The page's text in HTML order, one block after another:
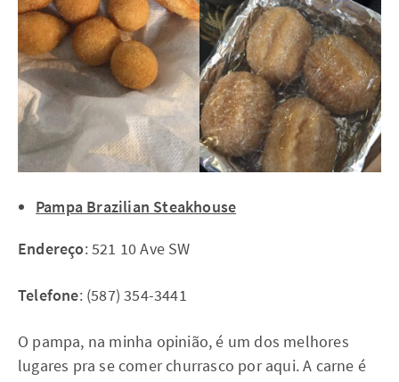
Pampa Brazilian Steakhouse
Endereço: 521 10 Ave SW
Telefone: (587) 354-3441
O pampa, na minha opinião, é um dos melhores
lugares pra se comer churrasco por aqui. A carne é